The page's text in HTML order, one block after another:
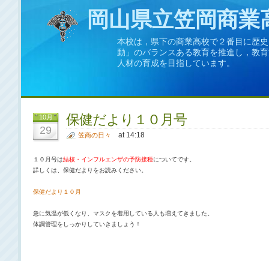
岡山県立笠岡商業
本校は，県下の商業高校で２番目に歴
動」のバランスある教育を推進し，教
人材の育成を目指しています。
10月
29
保健だより１０月号
at 14:18
笠商の日々
１０月号は結核・インフルエンザの予防接種についてです。
保健だより１０月
急に気温が低くなり、マスクを着用している人も増えてきました。
体調管理をしっかりしていきましょう！